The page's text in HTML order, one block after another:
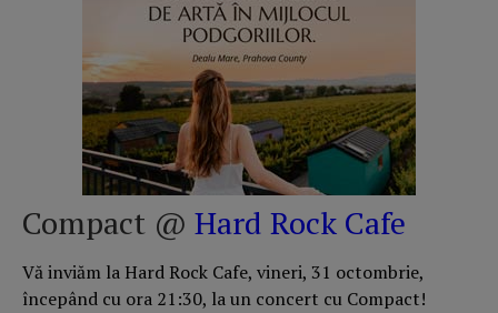
Compact @ Hard Rock Cafe
Vă inviăm la Hard Rock Cafe, vineri, 31 octombrie,
începând cu ora 21:30, la un concert cu Compact!